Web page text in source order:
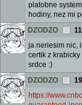
platobne
hodiny, nez mi
DZODZO
ja neriesim nic,
certik z
srdce :)
DZODZO
https://